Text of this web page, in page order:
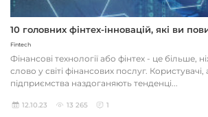
10 головних фінтех-інновацій, які ви
Fintech
Фінансові технології або фінтех - це більше,
слово у світі фінансових послуг. Користувачі,
підприємства наздоганяють тенденці...
12.10.23 13 265 1